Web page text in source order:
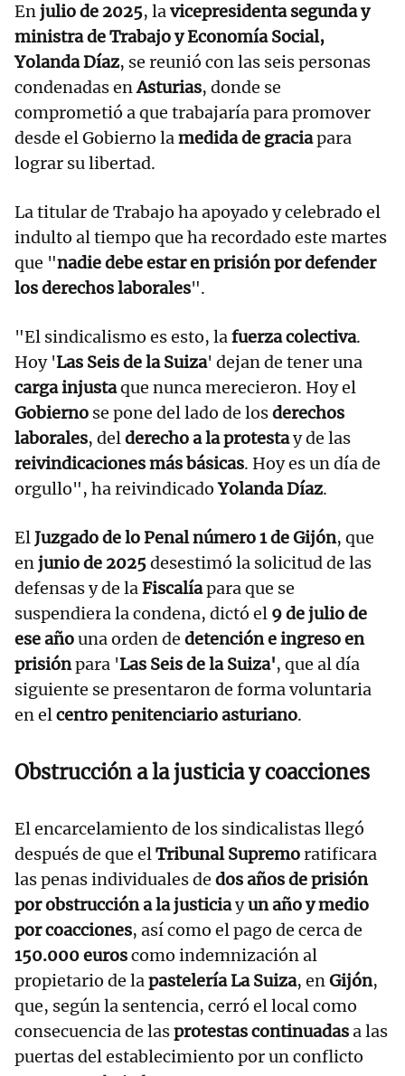
Enjulio de 2025, lavicepresidenta segunda y
ministra de Trabajo y Economía Social,
Yolanda Díaz, se reunió con las seis personas
condenadas enAsturias, donde se
comprometió a que trabajaría para promover
desde el Gobierno lamedida de graciapara
lograr su libertad.
La titular de Trabajo ha apoyado y celebrado el
indulto al tiempo que ha recordado este martes
que "nadie debe estar en prisión por defender
los derechos laborales".
"El sindicalismo es esto, lafuerza colectiva.
Hoy 'Las Seis de la Suiza' dejan de tener una
carga injustaque nunca merecieron. Hoy el
Gobierno se pone del lado de losderechos
laborales, delderecho a la protestay de las
reivindicaciones más básicas. Hoy es un día de
orgullo", ha reivindicadoYolanda Díaz.
ElJuzgado de lo Penal número 1 de Gijón, que
enjunio de 2025desestimó la solicitud de las
defensas y de laFiscalíapara que se
suspendiera la condena, dictó el 9 de julio de
ese añouna orden de detención e ingreso en
prisiónpara 'Las Seis de la Suiza', que al día
siguiente se presentaron de forma voluntaria
en elcentro penitenciario asturiano.
Obstrucción a la justiciaycoacciones
El encarcelamiento de los sindicalistas llegó
después de que elTribunal Supremoratificara
las penas individuales de dos años de prisión
por obstrucción a la justiciayun año y medio
por coacciones, así como el pago de cerca de
150.000 euroscomo indemnización al
propietario de lapastelería La Suiza, enGijón,
que, según la sentencia, cerró el local como
consecuencia de lasprotestas continuadasa las
puertas del establecimiento por un conflicto